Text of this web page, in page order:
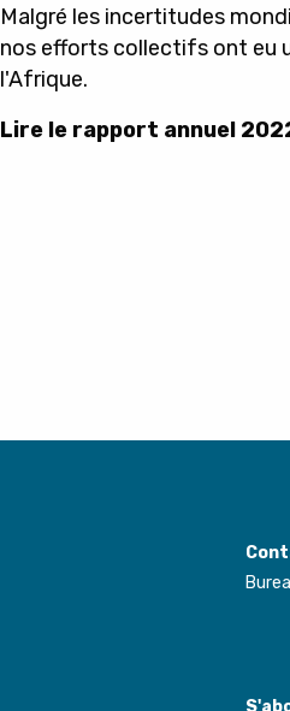
Malgré les incertitudes
nos efforts collectifs ont eu
l'Afrique.
Lire le rapport annuel